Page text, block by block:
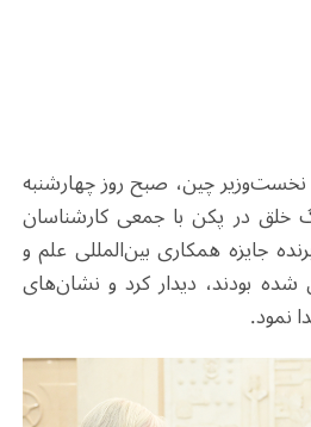
چین، صبح روز چهارشنبه
خلق در پکن با جمعی کارشناسان
که در سال ۲۰۲۵ برنده جایزه همکاری بین‌المللی علم و
بودند، دیدار کرد و نشان‌های
نمود.